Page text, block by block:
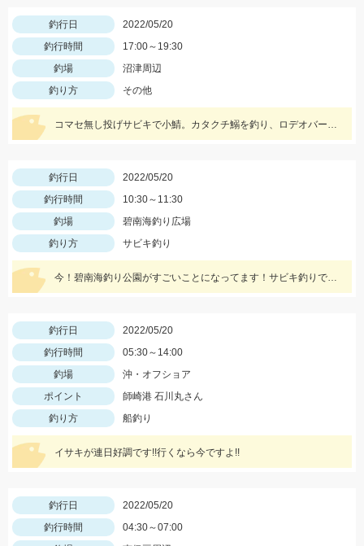
釣行日
2022/05/20
釣行時間
17:00～19:30
釣場
沼津周辺
釣り方
その他
コマセ無し投げサビキで小鯖。カタクチ鰯を釣り、ロデオバーブレスS針で泳がせしてオオモンハタ２匹ゲット。
釣行日
2022/05/20
釣行時間
10:30～11:30
釣場
碧南海釣り広場
釣り方
サビキ釣り
今！碧南海釣り公園がすごいことになってます！サビキ釣りでアジ・サバ・イワシ！ちょい投げでは20ｃｍ越えのシロギス・ハゼ・ゼンメが爆釣中！！
釣行日
2022/05/20
釣行時間
05:30～14:00
釣場
沖・オフショア
ポイント
師崎港 石川丸さん
釣り方
船釣り
イサキが連日好調です!!行くなら今ですよ!!
釣行日
2022/05/20
釣行時間
04:30～07:00